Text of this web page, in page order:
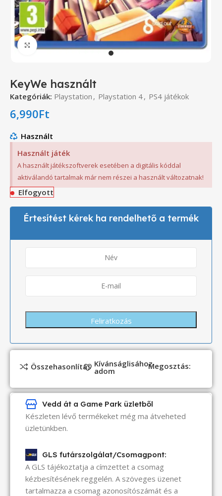
Click to enlarge
KeyWe használt
Kategóriák: Playstation , Playstation 4, PS4 játékok
6,990Ft
Használt
Használt játék
A használt játékszoftverek esetében a digitális kóddal
aktiválandó tartalmak már nem részei a használt változatnak!
Elfogyott
Értesítést kérek ha rendelhető a termék
Összehasonlítás Kívánságlisához
adom Megosztás:
Vedd át a Game Park üzletből
Készleten lévő termékeket még ma átveheted
üzletünkben.
GLS futárszolgálat/Csomagpont:
A GLS tájékoztatja a címzettet a csomag
kézbesítésének reggelén. A szöveges üzenet
tartalmazza a csomag azonosítószámát és a